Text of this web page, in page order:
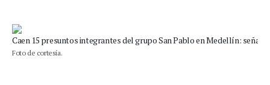
Foto de cortesía.